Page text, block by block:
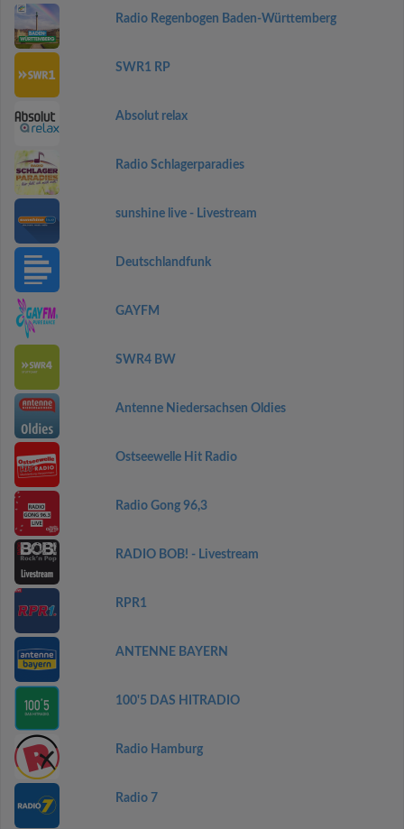
Radio Regenbogen Baden-Württemberg
SWR1 RP
Absolut relax
Radio Schlagerparadies
sunshine live - Livestream
Deutschlandfunk
GAYFM
SWR4 BW
Antenne Niedersachsen Oldies
Ostseewelle Hit Radio
Radio Gong 96,3
RADIO BOB! - Livestream
RPR1
ANTENNE BAYERN
100'5 DAS HITRADIO
Radio Hamburg
Radio 7